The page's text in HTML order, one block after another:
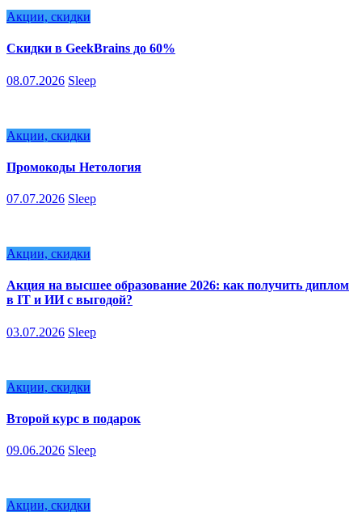
Акции, скидки
Скидки в GeekBrains до 60%
08.07.2026 Sleep
Акции, скидки
Промокоды Нетология
07.07.2026 Sleep
Акции, скидки
Акция на высшее образование 2026: как получить диплом
в IT и ИИ с выгодой?
03.07.2026 Sleep
Акции, скидки
Второй курс в подарок
09.06.2026 Sleep
Акции, скидки